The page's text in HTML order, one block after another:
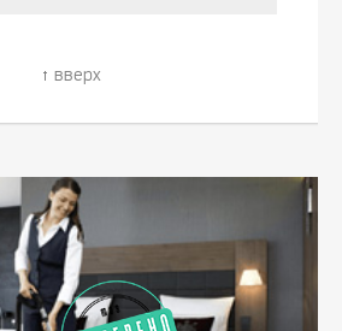
вверх